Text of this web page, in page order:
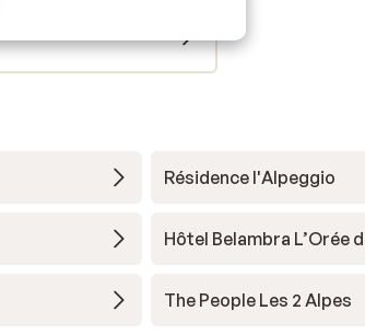
Résidence l'Alpeggio
Hôtel Belambra L’Orée
The People Les 2 Alpes